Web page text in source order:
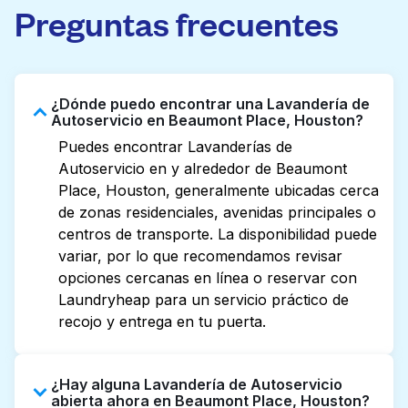
Preguntas frecuentes
¿Dónde puedo encontrar una Lavandería de
Autoservicio en Beaumont Place, Houston?
Puedes encontrar Lavanderías de
Autoservicio en y alrededor de Beaumont
Place, Houston, generalmente ubicadas cerca
de zonas residenciales, avenidas principales o
centros de transporte. La disponibilidad puede
variar, por lo que recomendamos revisar
opciones cercanas en línea o reservar con
Laundryheap para un servicio práctico de
recojo y entrega en tu puerta.
¿Hay alguna Lavandería de Autoservicio
abierta ahora en Beaumont Place, Houston?